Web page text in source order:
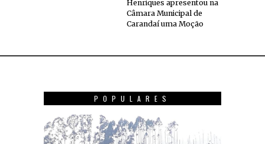
Henriques apresentou na
Câmara Municipal de
Carandaí uma Moção
POPULARES